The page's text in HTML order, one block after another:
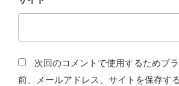
次回のコメントで使用するためブ
前、メールアドレス、サイトを保存する